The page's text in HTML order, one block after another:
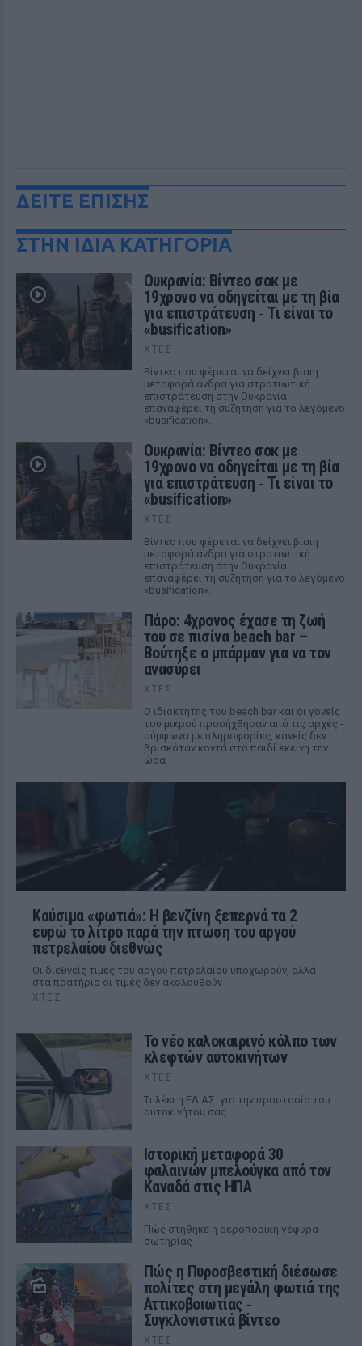
ΔΕΙΤΕ ΕΠΙΣΗΣ
ΣΤΗΝ ΙΔΙΑ ΚΑΤΗΓΟΡΙΑ
Ουκρανία: Βίντεο σοκ με
19χρονο να οδηγείται με τη βία
για επιστράτευση ‑ Τι είναι το
«busification»
ΧΤΕΣ
Βίντεο που φέρεται να δείχνει βίαιη
μεταφορά άνδρα για στρατιωτική
επιστράτευση στην Ουκρανία
επαναφέρει τη συζήτηση για το λεγόμενο
«busification».
Ουκρανία: Βίντεο σοκ με
19χρονο να οδηγείται με τη βία
για επιστράτευση ‑ Τι είναι το
«busification»
ΧΤΕΣ
Βίντεο που φέρεται να δείχνει βίαιη
μεταφορά άνδρα για στρατιωτική
επιστράτευση στην Ουκρανία
επαναφέρει τη συζήτηση για το λεγόμενο
«busification».
Πάρο: 4χρονος έχασε τη ζωή
του σε πισίνα beach bar –
Βούτηξε ο μπάρμαν για να τον
ανασύρει
ΧΤΕΣ
Ο ιδιοκτήτης του beach bar και οι γονείς
του μικρού προσήχθησαν από τις αρχές -
σύμφωνα με πληροφορίες, κανείς δεν
βρισκόταν κοντά στο παιδί εκείνη την
ώρα
Καύσιμα «φωτιά»: Η βενζίνη ξεπερνά τα 2
ευρώ το λίτρο παρά την πτώση του αργού
πετρελαίου διεθνώς
Οι διεθνείς τιμές του αργού πετρελαίου υποχωρούν, αλλά
στα πρατήρια οι τιμές δεν ακολουθούν
ΧΤΕΣ
Το νέο καλοκαιρινό κόλπο των
κλεφτών αυτοκινήτων
ΧΤΕΣ
Tι λέει η ΕΛ.ΑΣ. για την προστασία του
αυτοκινήτου σας
Ιστορική μεταφορά 30
φαλαινών μπελούγκα από τον
Καναδά στις ΗΠΑ
ΧΤΕΣ
Πώς στήθηκε η αεροπορική γέφυρα
σωτηρίας
Πώς η Πυροσβεστική διέσωσε
πολίτες στη μεγάλη φωτιά της
Αττικοβοιωτίας ‑
Συγκλονιστικά βίντεο
ΧΤΕΣ